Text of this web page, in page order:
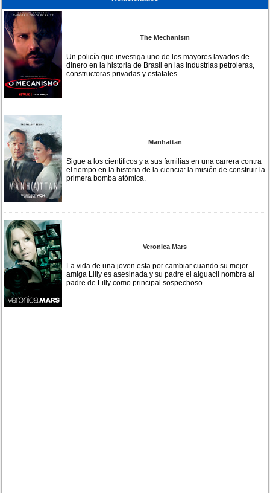
The Mechanism
Un policía que investiga uno de los mayores lavados de
dinero en la historia de Brasil en las industrias petroleras,
constructoras privadas y estatales.
Manhattan
Sigue a los científicos y a sus familias en una carrera contra
el tiempo en la historia de la ciencia: la misión de construir la
primera bomba atómica.
Veronica Mars
La vida de una joven esta por cambiar cuando su mejor
amiga Lilly es asesinada y su padre el alguacil nombra al
padre de Lilly como principal sospechoso.